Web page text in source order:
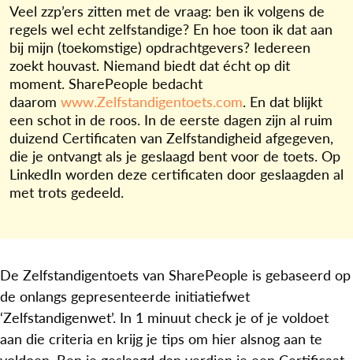
Veel zzp’ers zitten met de vraag: ben ik volgens de
regels wel echt zelfstandige? En hoe toon ik dat aan
bij mijn (toekomstige) opdrachtgevers? Iedereen
zoekt houvast. Niemand biedt dat écht op dit
moment. SharePeople bedacht
daarom www.Zelfstandigentoets.com. En dat blijkt
een schot in de roos. In de eerste dagen zijn al ruim
duizend Certificaten van Zelfstandigheid afgegeven,
die je ontvangt als je geslaagd bent voor de toets. Op
LinkedIn worden deze certificaten door geslaagden al
met trots gedeeld.
De Zelfstandigentoets van SharePeople is gebaseerd op
de onlangs gepresenteerde initiatiefwet
‘Zelfstandigenwet’. In 1 minuut check je of je voldoet
aan die criteria en krijg je tips om hier alsnog aan te